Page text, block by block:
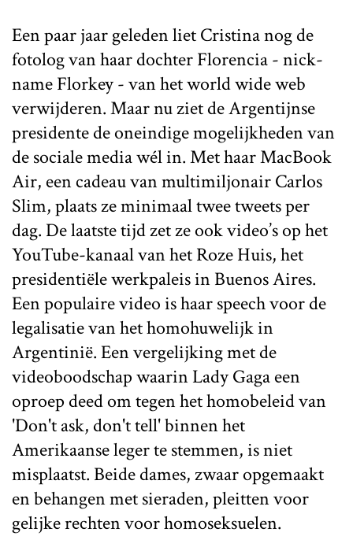
Een paar jaar geleden liet Cristina nog de
fotolog van haar dochter Florencia - nick-
name Florkey - van het world wide web
verwijderen. Maar nu ziet de Argentijnse
presidente de oneindige mogelijkheden van
de sociale media wél in. Met haar MacBook
Air, een cadeau van multimiljonair Carlos
Slim, plaats ze minimaal twee tweets per
dag. De laatste tijd zet ze ook video’s op het
YouTube-kanaal van het Roze Huis, het
presidentiële werkpaleis in Buenos Aires.
Een populaire video is haar speech voor de
legalisatie van het homohuwelijk in
Argentinië. Een vergelijking met de
videoboodschap waarin Lady Gaga een
oproep deed om tegen het homobeleid van
'Don't ask, don't tell' binnen het
Amerikaanse leger te stemmen, is niet
misplaatst. Beide dames, zwaar opgemaakt
en behangen met sieraden, pleitten voor
gelijke rechten voor homoseksuelen.